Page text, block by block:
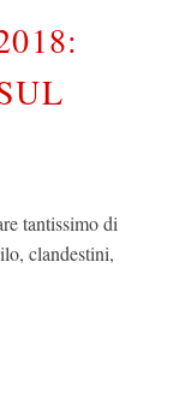
tantissimo di
clandestini,